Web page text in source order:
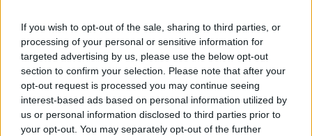
If you wish to opt-out of the sale, sharing to third parties, or
processing of your personal or sensitive information for
targeted advertising by us, please use the below opt-out
section to confirm your selection. Please note that after your
opt-out request is processed you may continue seeing
interest-based ads based on personal information utilized by
us or personal information disclosed to third parties prior to
your opt-out. You may separately opt-out of the further